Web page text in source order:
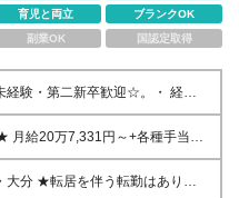
育児と両立
ブランクOK
副業OK 国認定取得
経験・第二新卒歓迎☆。・ 経験
働いて 一緒にお店を盛り上げて
います♪ 【こんな方にピ
人を笑顔にするのが好きな方 ＊
奇心旺盛な方
月給20万7,331円～+各種手当
万708円～
月給22万2,337円
はありま